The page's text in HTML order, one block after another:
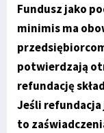
Fundusz jako
minimis ma
potwierdzają
refundację
Jeśli refundacja
to